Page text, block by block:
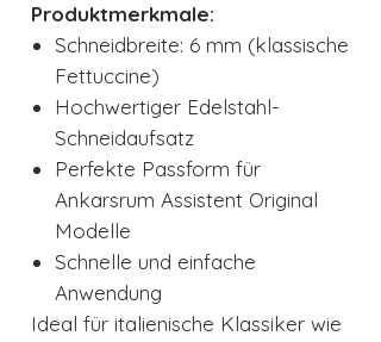
Produktmerkmale:
Schneidbreite: 6 mm (klassische
Fettuccine)
Hochwertiger Edelstahl-
Schneidaufsatz
Perfekte Passform für
Ankarsrum Assistent Original
Modelle
Schnelle und einfache
Anwendung
Ideal für italienische Klassiker wie